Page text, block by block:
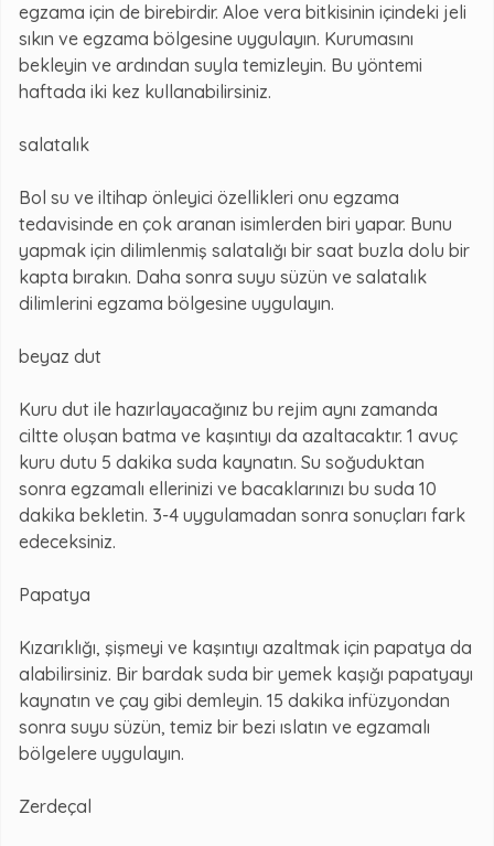
egzama için de birebirdir. Aloe vera bitkisinin içindeki jeli
sıkın ve egzama bölgesine uygulayın. Kurumasını
bekleyin ve ardından suyla temizleyin. Bu yöntemi
haftada iki kez kullanabilirsiniz.
salatalık
Bol su ve iltihap önleyici özellikleri onu egzama
tedavisinde en çok aranan isimlerden biri yapar. Bunu
yapmak için dilimlenmiş salatalığı bir saat buzla dolu bir
kapta bırakın. Daha sonra suyu süzün ve salatalık
dilimlerini egzama bölgesine uygulayın.
beyaz dut
Kuru dut ile hazırlayacağınız bu rejim aynı zamanda
ciltte oluşan batma ve kaşıntıyı da azaltacaktır. 1 avuç
kuru dutu 5 dakika suda kaynatın. Su soğuduktan
sonra egzamalı ellerinizi ve bacaklarınızı bu suda 10
dakika bekletin. 3-4 uygulamadan sonra sonuçları fark
edeceksiniz.
Papatya
Kızarıklığı, şişmeyi ve kaşıntıyı azaltmak için papatya da
alabilirsiniz. Bir bardak suda bir yemek kaşığı papatyayı
kaynatın ve çay gibi demleyin. 15 dakika infüzyondan
sonra suyu süzün, temiz bir bezi ıslatın ve egzamalı
bölgelere uygulayın.
Zerdeçal